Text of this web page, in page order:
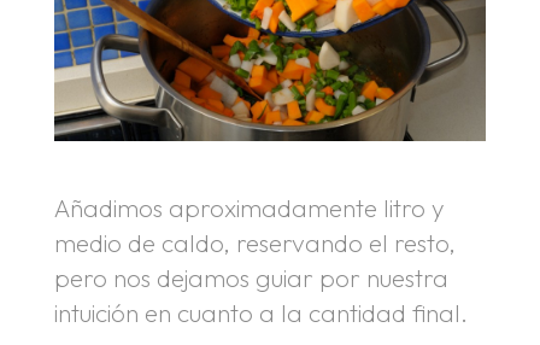
Añadimos aproximadamente litro y
medio de caldo, reservando el resto,
pero nos dejamos guiar por nuestra
intuición en cuanto a la cantidad final.